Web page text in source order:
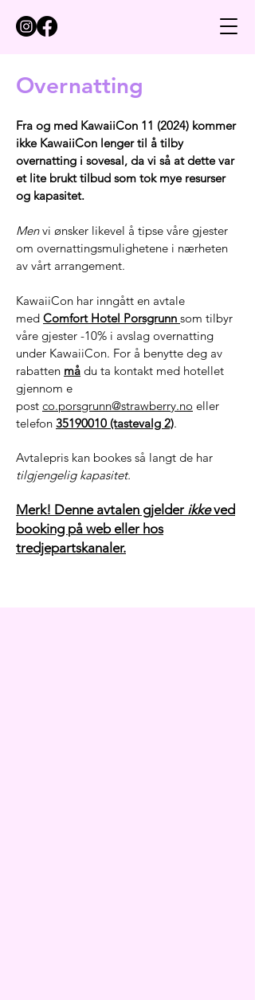
Overnatting
Fra og med KawaiiCon 11 (2024) kommer
ikke KawaiiCon lenger til å tilby
overnatting i sovesal, da vi så at dette var
et lite brukt tilbud som tok mye resurser
og kapasitet.
Menvi ønsker likevel å tipse våre gjester
om overnattingsmulighetene i nærheten
av vårt arrangement.
KawaiiCon har inngått en avtale
med Comfort Hotel Porsgrunn som tilbyr
våre gjester -10% i avslag overnatting
under KawaiiCon. For å benytte deg av
rabatten må du ta kontakt med hotellet
gjennom e
post co.porsgrunn@strawberry.no eller
telefon 35190010 (tastevalg 2).
Avtalepris kan bookes så langt de har
tilgjengelig kapasitet.
Merk! Denne avtalen gjelder ikkeved
booking på web eller hos
tredjepartskanaler.